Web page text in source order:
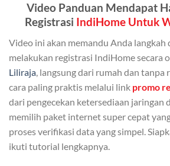
Admin (pelanggan utama) dan
Admin dapat mendaftarkan hingga
keluarga atau teman untuk
Berlaku Nasional
Kuota keluarga bisa digunakan di
untuk jaringan 2G, 3G, dan 4G.
Video Panduan Mendapat
Registrasi IndiHome Untuk
Video ini akan memandu Anda langkah
melakukan registrasi IndiHome secara
Liliraja , langsung dari rumah dan
cara paling praktis melalui link promo
dari pengecekan ketersediaan jaringan
memilih paket internet super cepat
proses verifikasi data yang simpel.
ikuti tutorial lengkapnya.